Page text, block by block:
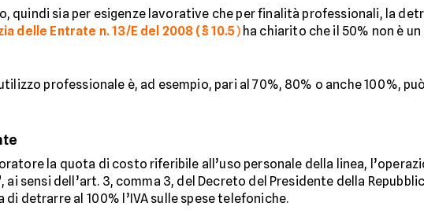
quindi sia per esigenze lavorative che per finalità professionali, la
delle Entrate n. 13/E del 2008 (§ 10.5)ha chiarito che il 50% non è
professionale è, ad esempio, pari al 70%, 80% o anche 100%,
la quota di costo riferibile all’uso personale della linea,
sensi dell’art. 3, comma 3, del Decreto del Presidente della
detrarre al 100% l’IVA sulle spese telefoniche.